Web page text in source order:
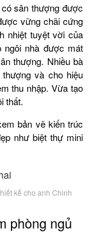
sân thượng được
vững chãi cứng
nhiệt tuyệt vời của
ngôi nhà được mát
thượng. Nhiều bà
và cho hiệu
thu nhập. Vừa tạo
thất.
bản vẽ kiến trúc
như biệt thự mini
kế cho anh Chinh
phòng ngủ